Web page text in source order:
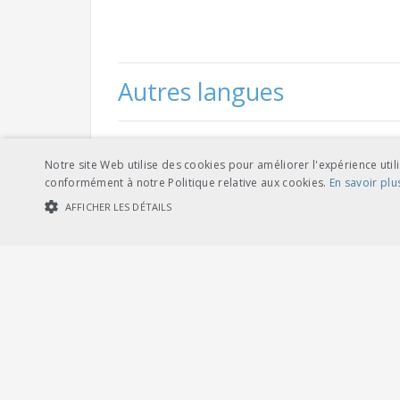
Autres langues
allemand
Notre site Web utilise des cookies pour améliorer l'expérience
conformément à notre Politique relative aux cookies. En savoir
AFFICHER LES DÉTAILS